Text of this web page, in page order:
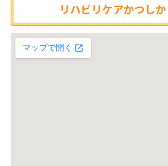
リハビリケアかつしか